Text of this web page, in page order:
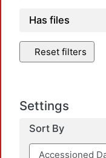
Has files
Reset filters
Settings
Sort By